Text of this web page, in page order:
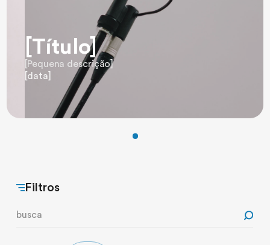
[Título]
[Pequena descrição]
[data]
Filtros